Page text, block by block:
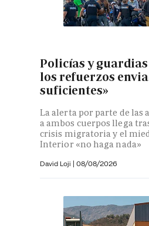
Policías y
los refuerzos
suficientes»
La alerta por parte de las
a ambos cuerpos llega
crisis migratoria y el
Interior «no haga nada»
David Loji | 08/08/2026